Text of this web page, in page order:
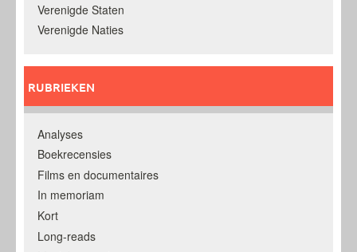
Verenigde Staten
Verenigde Naties
RUBRIEKEN
Analyses
Boekrecensies
Films en documentaires
In memoriam
Kort
Long-reads